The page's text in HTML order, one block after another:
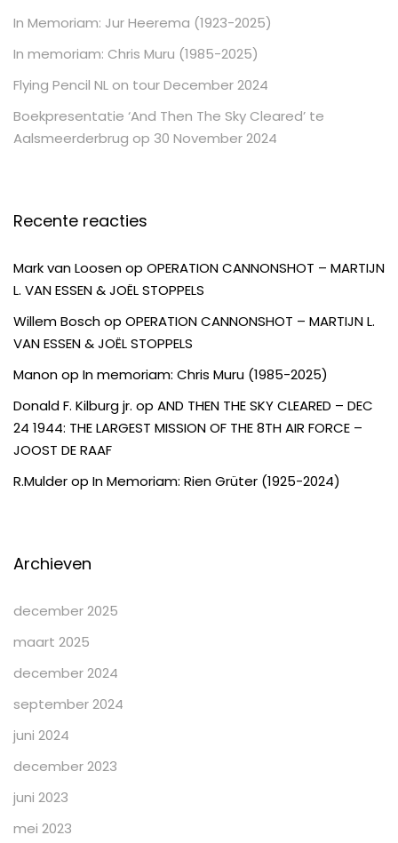
In Memoriam: Jur Heerema (1923-2025)
In memoriam: Chris Muru (1985-2025)
Flying Pencil NL on tour December 2024
Boekpresentatie ‘And Then The Sky Cleared’ te
Aalsmeerderbrug op 30 November 2024
Recente reacties
Mark van Loosenop OPERATION CANNONSHOT – MARTIJN
L. VAN ESSEN & JOËL STOPPELS
Willem Boschop OPERATION CANNONSHOT – MARTIJN L.
VAN ESSEN & JOËL STOPPELS
Manonop In memoriam: Chris Muru (1985-2025)
Donald F. Kilburg jr. op AND THEN THE SKY CLEARED – DEC
24 1944: THE LARGEST MISSION OF THE 8TH AIR FORCE –
JOOST DE RAAF
R.Mulderop In Memoriam: Rien Grüter (1925-2024)
Archieven
december 2025
maart 2025
december 2024
september 2024
juni 2024
december 2023
juni 2023
mei 2023